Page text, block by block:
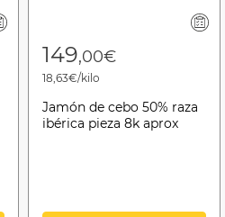
149,00€
18,63€/kilo
Jamón de cebo 50% raza
ibérica pieza 8k aprox